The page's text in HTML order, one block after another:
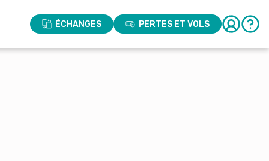
ÉCHANGES PERTES ET VOLS